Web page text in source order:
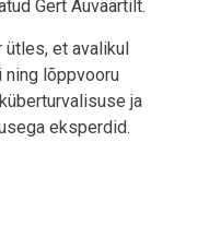
Gert Auväärtilt.
ütles, et avalikul
lõppvooru
ja
eksperdid.